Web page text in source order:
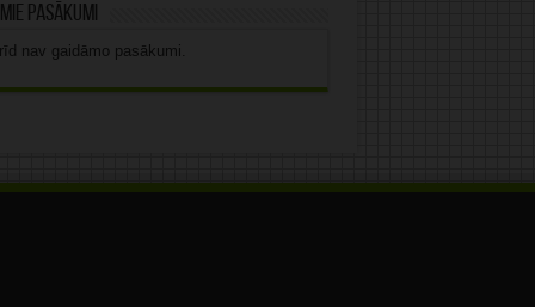
pasākumi
nav gaidāmo pasākumi.